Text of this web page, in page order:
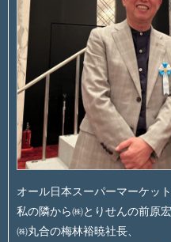
オール日本スーパーマーケッ
私の隣から㈱とりせんの前原宏
㈱丸合の梅林裕暁社長、